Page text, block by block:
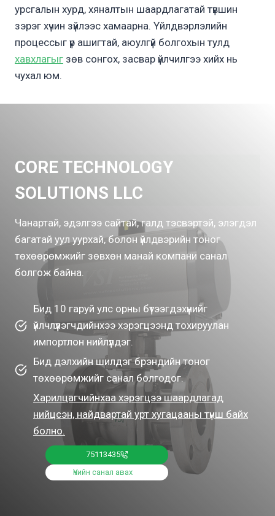
урсгалын хурд, хяналтын шаардлагатай түвшин
зэрэг хүчин зүйлээс хамаарна. Үйлдвэрлэлийн
процессыг үр ашигтай, аюулгүй болгохын тулд
хавхлагыг зөв сонгох, засвар үйлчилгээ хийх нь
чухал юм.
CORE TECHNOLOGY
SOLUTIONS LLC
Чанартай, эдэлгээ сайтай, галд тэсвэртэй, элэгдэл
багатай уул уурхай, болон үйлдвэрийн тоног
төхөөрөмжийг зөвхөн манай компани санал
болгож байна.
Бид 10 гаруй улс орны бүтээгдэхүүнийг
үйлчлүүлэгчдийнхээ хэрэгцээнд тохируулан
импортлон нийлүүлдэг.
Бид дэлхийн шилдэг брэндийн тоног
төхөөрөмжийг санал болгодог.
Харилцагчийнхаа хэрэгцээ шаардлагад
нийцсэн, найдвартай урт хугацааны түнш байх
болно.
75113435
Үнийн санал авах